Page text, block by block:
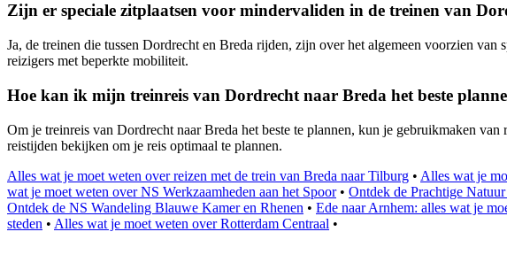
Zijn er speciale zitplaatsen voor mindervaliden in de treinen van
Ja, de treinen die tussen Dordrecht en Breda rijden, zijn over het algemeen voorzien
reizigers met beperkte mobiliteit.
Hoe kan ik mijn treinreis van Dordrecht naar Breda het beste
Om je treinreis van Dordrecht naar Breda het beste te plannen, kun je gebruikmaken
reistijden bekijken om je reis optimaal te plannen.
Alles wat je moet weten over reizen met de trein van Breda naar Tilburg • Alles wat je
wat je moet weten over NS Werkzaamheden aan het Spoor• Ontdek de Prachtige
Ontdek de NS Wandeling Blauwe Kamer en Rhenen • Ede naar Arnhem: alles wat je
steden • Alles wat je moet weten over Rotterdam Centraal •